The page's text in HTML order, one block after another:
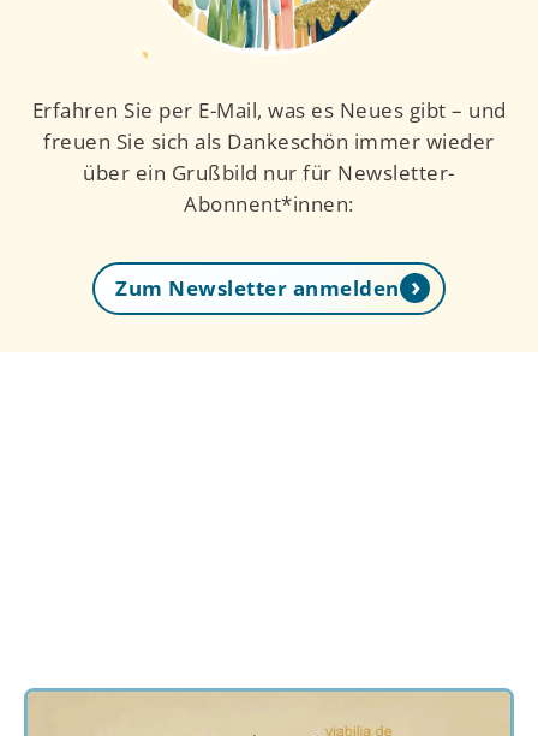
Erfahren Sie per E-Mail, was es Neues gibt – und
freuen Sie sich als Dankeschön immer wieder
über ein Grußbild nur für Newsletter-
Abonnent*innen:
Zum Newsletter anmelden